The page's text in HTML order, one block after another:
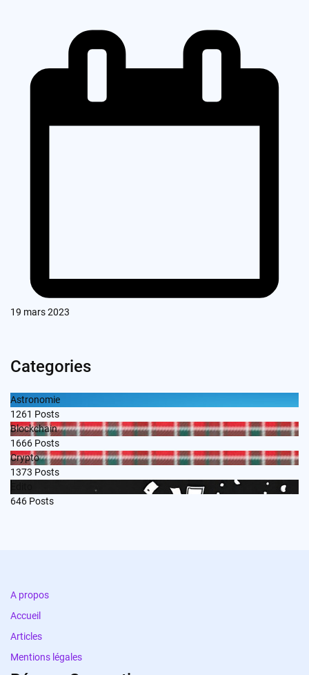
19 mars 2023
Categories
Astronomie
1261 Posts
Blockchain
1666 Posts
Crypto
1373 Posts
646 Posts
A propos
Accueil
Articles
Mentions légales